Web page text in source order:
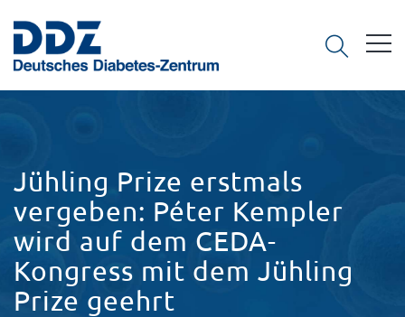
Jühling Prize erstmals
vergeben: Péter Kempler
wird auf dem CEDA-
Kongress mit dem Jühling
Prize geehrt